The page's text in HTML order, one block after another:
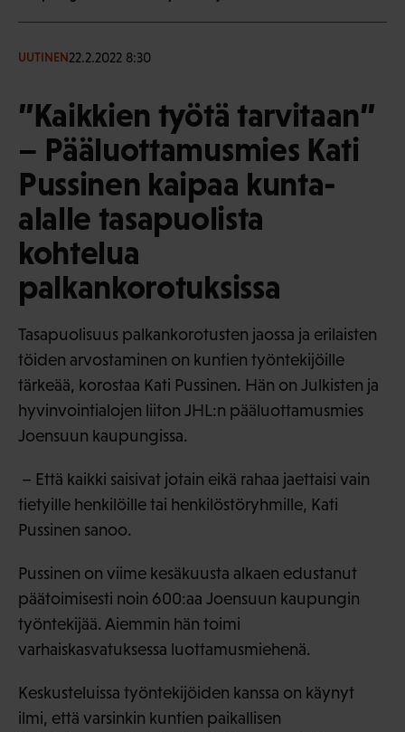
UUTINEN22.2.2022 8:30
”Kaikkien työtä tarvitaan”
– Pääluottamusmies Kati
Pussinen kaipaa kunta-
alalle tasapuolista
kohtelua
palkankorotuksissa
Tasapuolisuus palkankorotusten jaossa ja erilaisten
töiden arvostaminen on kuntien työntekijöille
tärkeää, korostaa Kati Pussinen. Hän on Julkisten ja
hyvinvointialojen liiton JHL:n pääluottamusmies
Joensuun kaupungissa.
– Että kaikki saisivat jotain eikä rahaa jaettaisi vain
tietyille henkilöille tai henkilöstöryhmille, Kati
Pussinen sanoo.
Pussinen on viime kesäkuusta alkaen edustanut
päätoimisesti noin 600:aa Joensuun kaupungin
työntekijää. Aiemmin hän toimi
varhaiskasvatuksessa luottamusmiehenä.
Keskusteluissa työntekijöiden kanssa on käynyt
ilmi, että varsinkin kuntien paikallisen